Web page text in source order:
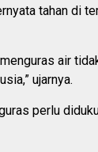
tahan di
air
ujarnya.
perlu